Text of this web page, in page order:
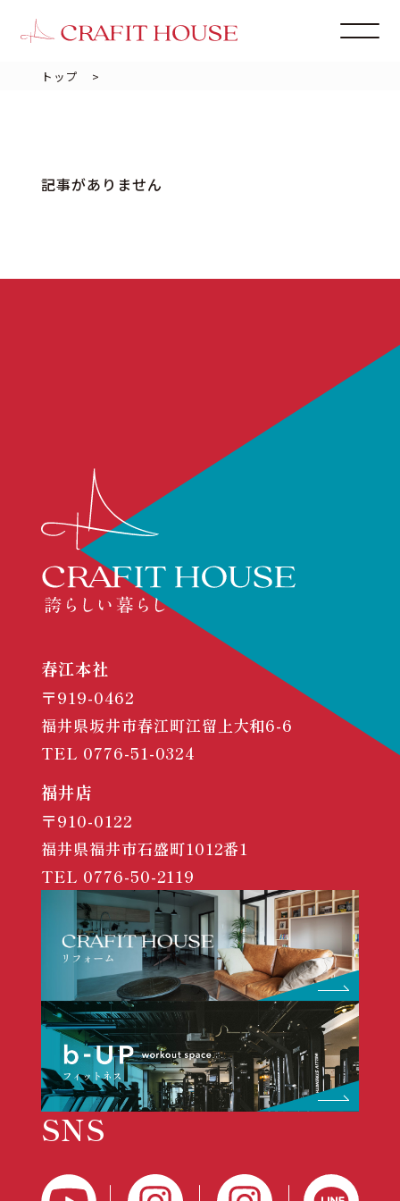
トップ >
記事がありません
春江本社
〒919-0462
福井県坂井市春江町江留上大和6-6
TEL 0776-51-0324
福井店
〒910-0122
福井県福井市石盛町1012番1
TEL 0776-50-2119
SNS